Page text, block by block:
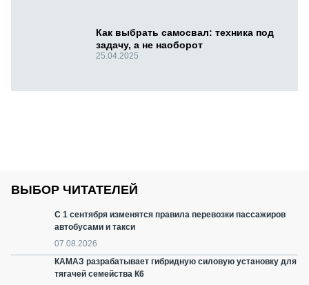
Как выбрать самосвал: техника под
задачу, а не наоборот
25.04.2025
ВЫБОР ЧИТАТЕЛЕЙ
С 1 сентября изменятся правила перевозки пассажиров
автобусами и такси
07.08.2026
КАМАЗ разрабатывает гибридную силовую установку для
тягачей семейства К6